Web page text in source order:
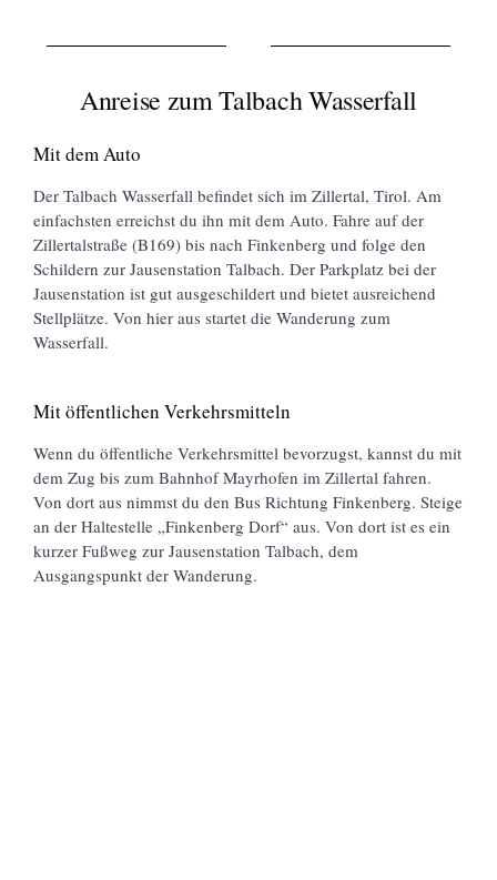
Anreise zum Talbach Wasserfall
Mit dem Auto
Der Talbach Wasserfall befindet sich im Zillertal, Tirol. Am
einfachsten erreichst du ihn mit dem Auto. Fahre auf der
Zillertalstraße (B169) bis nach Finkenberg und folge den
Schildern zur Jausenstation Talbach. Der Parkplatz bei der
Jausenstation ist gut ausgeschildert und bietet ausreichend
Stellplätze. Von hier aus startet die Wanderung zum
Wasserfall.
Mit öffentlichen Verkehrsmitteln
Wenn du öffentliche Verkehrsmittel bevorzugst, kannst du mit
dem Zug bis zum Bahnhof Mayrhofen im Zillertal fahren.
Von dort aus nimmst du den Bus Richtung Finkenberg. Steige
an der Haltestelle „Finkenberg Dorf“ aus. Von dort ist es ein
kurzer Fußweg zur Jausenstation Talbach, dem
Ausgangspunkt der Wanderung.